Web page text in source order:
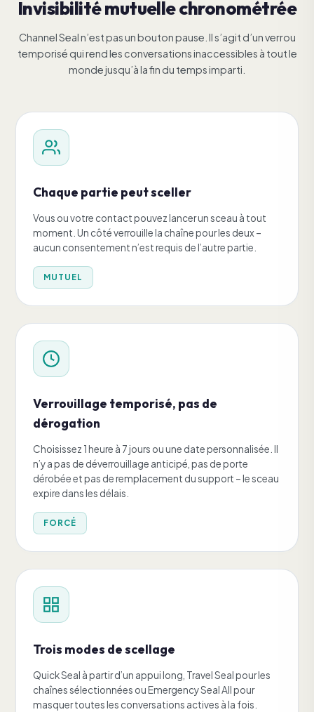
Invisibilité mutuelle chronométrée
Channel Seal n’est pas un bouton pause. Il s’agit d’un verrou
temporisé qui rend les conversations inaccessibles à tout le
monde jusqu’à la fin du temps imparti.
Chaque partie peut sceller
Vous ou votre contact pouvez lancer un sceau à tout
moment. Un côté verrouille la chaîne pour les deux –
aucun consentement n’est requis de l’autre partie.
MUTUEL
Verrouillage temporisé, pas de
dérogation
Choisissez 1 heure à 7 jours ou une date personnalisée. Il
n’y a pas de déverrouillage anticipé, pas de porte
dérobée et pas de remplacement du support – le sceau
expire dans les délais.
FORCÉ
Trois modes de scellage
Quick Seal à partir d’un appui long, Travel Seal pour les
chaînes sélectionnées ou Emergency Seal All pour
masquer toutes les conversations actives à la fois.